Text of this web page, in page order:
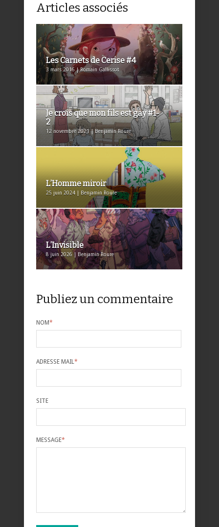
Articles associés
Les Carnets de Cerise #4
3 mars 2016 | Romain Gallissot
Je crois que mon fils est gay #1-
2
12 novembre 2021 | Benjamin Roure
L’Homme miroir
25 juin 2024 | Benjamin Roure
L’Invisible
8 juin 2026 | Benjamin Roure
Publiez un commentaire
NOM*
ADRESSE MAIL*
SITE
MESSAGE*